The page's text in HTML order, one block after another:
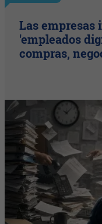
Las empresas
'empleados
compras,